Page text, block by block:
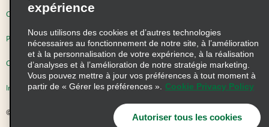
Conditions d’utilisation
Politique d’utilisation des cookies
Choix de confidentialité
Information précontractuelle
© 2026 Enterprise Holdings, Inc. Tous droits réservés
expérience
Nous utilisons des cookies et d’autres technologies
nécessaires au fonctionnement de notre site, à l’amélioration
et à la personnalisation de votre expérience, à la réalisation
d’analyses et à l’amélioration de notre stratégie marketing.
Vous pouvez mettre à jour vos préférences à tout moment à
partir de « Gérer les préférences ».
Cookie Privacy Policy
Autoriser tous les cookies